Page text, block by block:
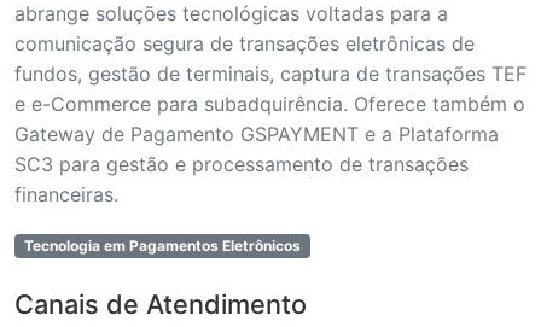
abrange soluções tecnológicas voltadas para a
comunicação segura de transações eletrônicas de
fundos, gestão de terminais, captura de transações TEF
e e-Commerce para subadquirência. Oferece também o
Gateway de Pagamento GSPAYMENT e a Plataforma
SC3 para gestão e processamento de transações
financeiras.
Tecnologia em Pagamentos Eletrônicos
Canais de Atendimento